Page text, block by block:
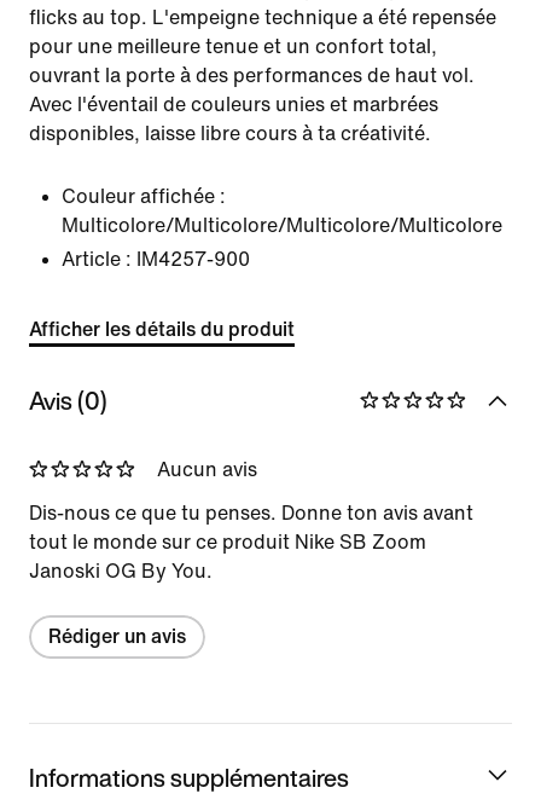
flicks au top. L'empeigne technique a été repensée
pour une meilleure tenue et un confort total,
ouvrant la porte à des performances de haut vol.
Avec l'éventail de couleurs unies et marbrées
disponibles, laisse libre cours à ta créativité.
Couleur affichée :
Multicolore/Multicolore/Multicolore/Multicolore
Article :
IM4257-900
Afficher les détails du produit
Avis (0)
Aucun avis
Dis-nous ce que tu penses. Donne ton avis avant
tout le monde sur ce produit Nike SB Zoom
Janoski OG By You.
Rédiger un avis
Informations supplémentaires